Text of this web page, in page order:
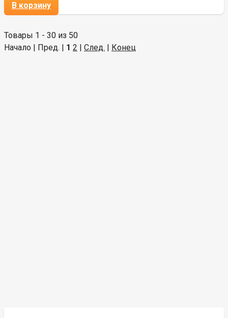
В корзину
Товары 1 - 30 из 50
Начало | Пред. | 1 2 След. Конец